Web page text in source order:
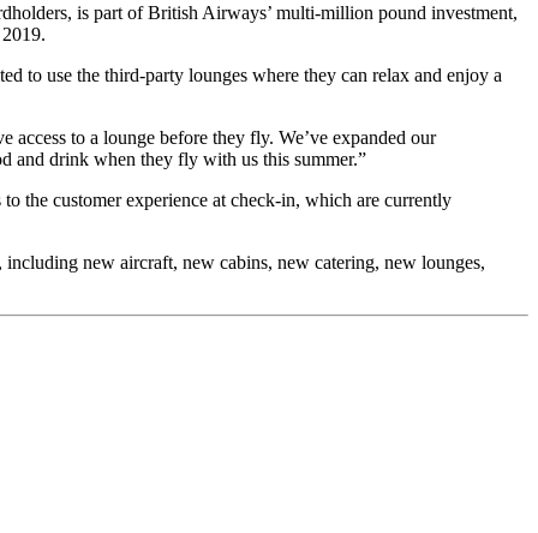
is part of British Airways’ multi-million pound investment,
to use the third-party lounges where they can relax and enjoy a
to a lounge before they fly. We’ve expanded our
and drink when they fly with us this summer.”
the customer experience at check-in, which are currently
new aircraft, new cabins, new catering, new lounges,